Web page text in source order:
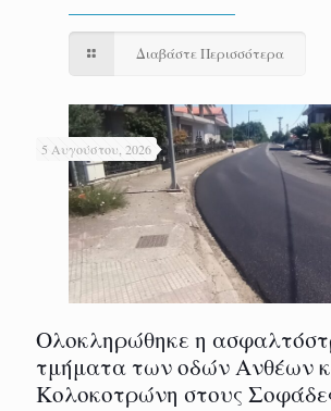
Διαβάστε Περισσότερα
5 Αυγούστου, 2026
Ολοκληρώθηκε η
τμήματα των οδών Ανθέων
Κολοκοτρώνη στους